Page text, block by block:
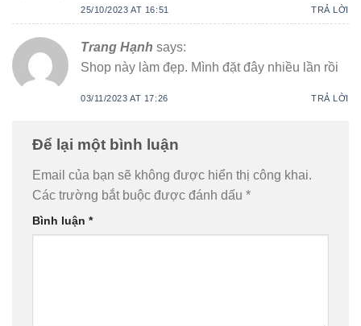
25/10/2023 AT 16:51 TRẢ LỜI
Trang Hạnh says:
Shop này làm đẹp. Mình đặt đây nhiều lần rồi
03/11/2023 AT 17:26 TRẢ LỜI
Để lại một bình luận
Email của bạn sẽ không được hiển thị công khai.
Các trường bắt buộc được đánh dấu *
Bình luận *